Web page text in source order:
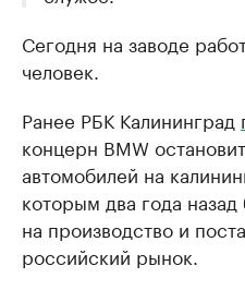
Сегодня на заводе
человек.
Ранее РБК Калининград
концерн BMW
автомобилей на
которым два года
на производство и
российский рынок.